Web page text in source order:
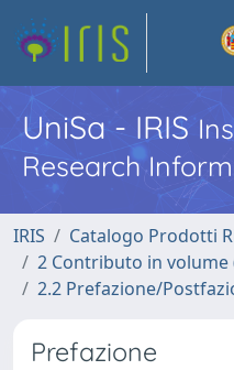
UniSa - IRIS
Research
IRIS
Catalogo Prodotti
2 Contributo in
2.2 Prefazione/
Prefazione